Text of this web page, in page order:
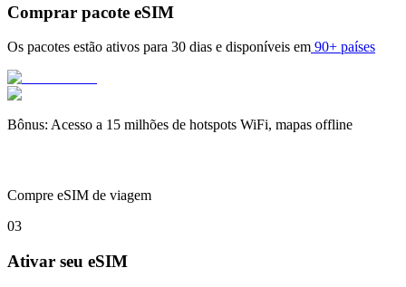
Comprar pacote eSIM
Os pacotes estão ativos para 30 dias e disponíveis em 90+ países
Bônus: Acesso a 15 milhões de hotspots WiFi, mapas offline
Compre eSIM de viagem
03
Ativar seu eSIM